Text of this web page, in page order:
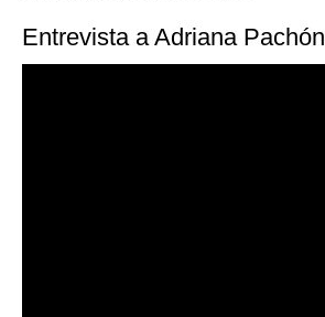
Entrevista a Adriana Pachón